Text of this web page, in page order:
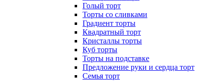
Голый торт
Торты со сливками
Градиент торты
Квадратный торт
Кристаллы торты
Куб торты
Торты на подставке
Предложение руки и сердца торт
Семья торт